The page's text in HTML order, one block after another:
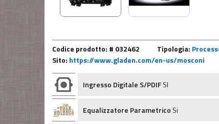
Codice prodotto: # 032462 Tipologia:
Sito: https://www.gladen.com/en-us/mosconi
Ingresso Digitale S/PDIFSI
Equalizzatore Parametrico Si